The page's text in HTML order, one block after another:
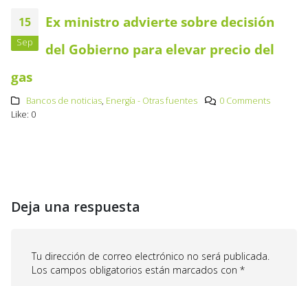
15
Sep
Ex ministro advierte sobre decisión
del Gobierno para elevar precio del
gas
Bancos de noticias, Energía - Otras fuentes
0 Comments
Like: 0
Deja una respuesta
Tu dirección de correo electrónico no será publicada.
Los campos obligatorios están marcados con *